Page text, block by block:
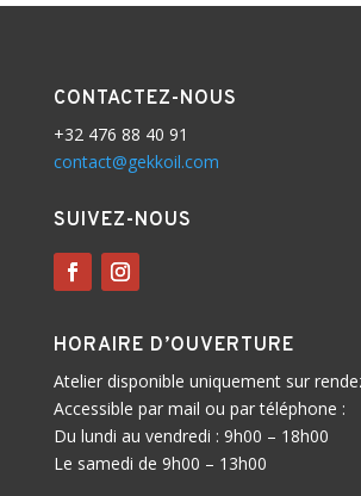
CONTACTEZ-NOUS
+32 476 88 40 91
contact@gekkoil.com
SUIVEZ-NOUS
HORAIRE D’OUVERTURE
Atelier disponible uniquement sur
Accessible par mail ou par téléphone :
Du lundi au vendredi : 9h00 – 18h00
Le samedi de 9h00 – 13h00